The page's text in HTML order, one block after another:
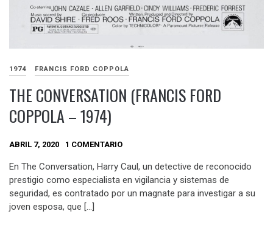
1974 FRANCIS FORD COPPOLA
THE CONVERSATION (FRANCIS FORD
COPPOLA – 1974)
ABRIL 7, 2020 1 COMENTARIO
En The Conversation, Harry Caul, un detective de reconocido
prestigio como especialista en vigilancia y sistemas de
seguridad, es contratado por un magnate para investigar a su
joven esposa, que […]